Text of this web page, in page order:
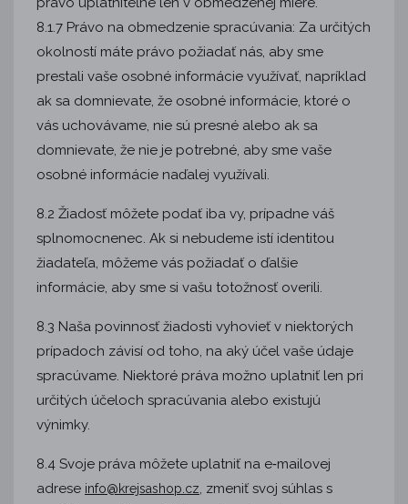
8.1.7 Právo na obmedzenie spracúvania: Za určitých
okolností máte právo požiadať nás, aby sme
prestali vaše osobné informácie využívať, napríklad
ak sa domnievate, že osobné informácie, ktoré o
vás uchovávame, nie sú presné alebo ak sa
domnievate, že nie je potrebné, aby sme vaše
osobné informácie naďalej využívali.
8.2 Žiadosť môžete podať iba vy, prípadne váš
splnomocnenec. Ak si nebudeme istí identitou
žiadateľa, môžeme vás požiadať o ďalšie
informácie, aby sme si vašu totožnosť overili.
8.3 Naša povinnosť žiadosti vyhovieť v niektorých
prípadoch závisí od toho, na aký účel vaše údaje
spracúvame. Niektoré práva možno uplatniť len pri
určitých účeloch spracúvania alebo existujú
výnimky.
8.4 Svoje práva môžete uplatniť na e‑mailovej
adrese info@krejsashop.cz, zmeniť svoj súhlas s